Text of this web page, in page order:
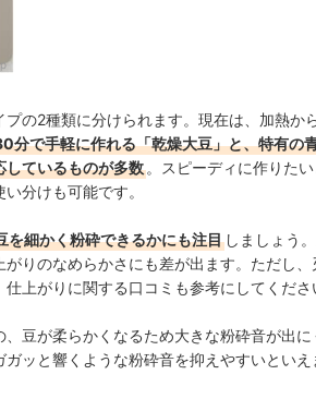
の2種類に分けられます。現在は、加熱か
分で手軽に作れる「乾燥大豆」と、特有の
しているものが多数。スピーディに作りた
分けも可能です。
を細かく粉砕できるかにも注目 しましょう
りのなめらかさにも差が出ます。ただし
上がりに関する口コミも参考にしてくださ
豆が柔らかくなるため大きな粉砕音が出に
ッと響くような粉砕音を抑えやすいといえ